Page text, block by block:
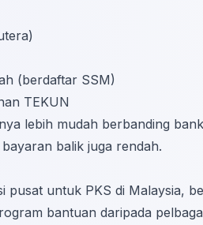
(berdaftar SSM)
TEKUN
lebih mudah berbanding
balik juga rendah.
pusat untuk PKS di Malaysia,
bantuan daripada